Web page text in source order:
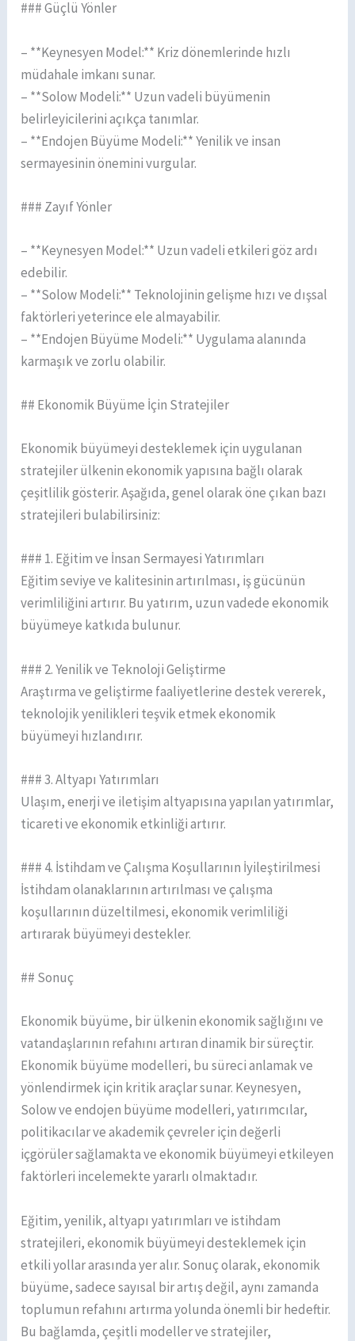
### Güçlü Yönler
– **Keynesyen Model:** Kriz dönemlerinde hızlı
müdahale imkanı sunar.
– **Solow Modeli:** Uzun vadeli büyümenin
belirleyicilerini açıkça tanımlar.
– **Endojen Büyüme Modeli:** Yenilik ve insan
sermayesinin önemini vurgular.
### Zayıf Yönler
– **Keynesyen Model:** Uzun vadeli etkileri göz ardı
edebilir.
– **Solow Modeli:** Teknolojinin gelişme hızı ve dışsal
faktörleri yeterince ele almayabilir.
– **Endojen Büyüme Modeli:** Uygulama alanında
karmaşık ve zorlu olabilir.
## Ekonomik Büyüme İçin Stratejiler
Ekonomik büyümeyi desteklemek için uygulanan
stratejiler ülkenin ekonomik yapısına bağlı olarak
çeşitlilik gösterir. Aşağıda, genel olarak öne çıkan bazı
stratejileri bulabilirsiniz:
### 1. Eğitim ve İnsan Sermayesi Yatırımları
Eğitim seviye ve kalitesinin artırılması, iş gücünün
verimliliğini artırır. Bu yatırım, uzun vadede ekonomik
büyümeye katkıda bulunur.
### 2. Yenilik ve Teknoloji Geliştirme
Araştırma ve geliştirme faaliyetlerine destek vererek,
teknolojik yenilikleri teşvik etmek ekonomik
büyümeyi hızlandırır.
### 3. Altyapı Yatırımları
Ulaşım, enerji ve iletişim altyapısına yapılan yatırımlar,
ticareti ve ekonomik etkinliği artırır.
### 4. İstihdam ve Çalışma Koşullarının İyileştirilmesi
İstihdam olanaklarının artırılması ve çalışma
koşullarının düzeltilmesi, ekonomik verimliliği
artırarak büyümeyi destekler.
## Sonuç
Ekonomik büyüme, bir ülkenin ekonomik sağlığını ve
vatandaşlarının refahını artıran dinamik bir süreçtir.
Ekonomik büyüme modelleri, bu süreci anlamak ve
yönlendirmek için kritik araçlar sunar. Keynesyen,
Solow ve endojen büyüme modelleri, yatırımcılar,
politikacılar ve akademik çevreler için değerli
içgörüler sağlamakta ve ekonomik büyümeyi etkileyen
faktörleri incelemekte yararlı olmaktadır.
Eğitim, yenilik, altyapı yatırımları ve istihdam
stratejileri, ekonomik büyümeyi desteklemek için
etkili yollar arasında yer alır. Sonuç olarak, ekonomik
büyüme, sadece sayısal bir artış değil, aynı zamanda
toplumun refahını artırma yolunda önemli bir hedeftir.
Bu bağlamda, çeşitli modeller ve stratejiler,